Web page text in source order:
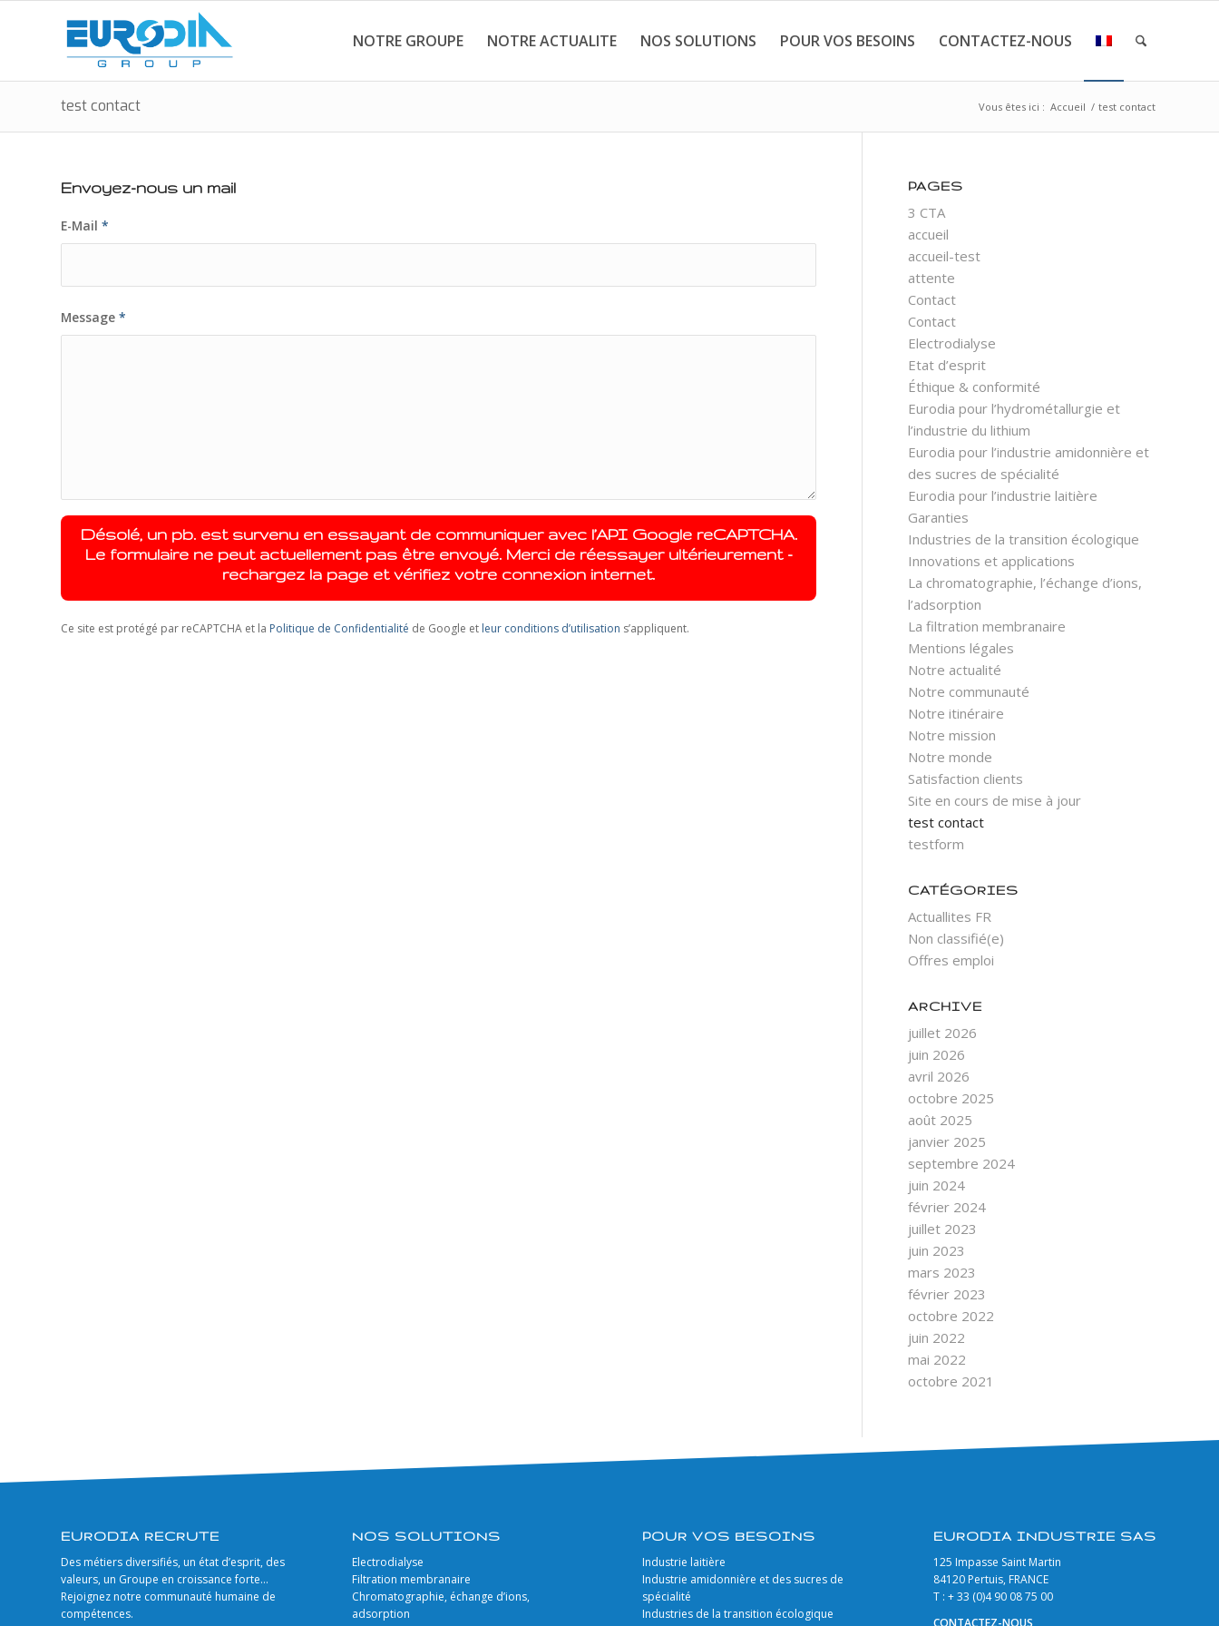
NOTRE GROUPE NOTRE ACTUALITE NOS SOLUTIONS POUR VOS BESOINS CONTACTEZ-NOUS
test contact Vous êtes ici : Accueil / test contact
Envoyez-nous un mail
E-Mail *
Message *
Désolé, un pb. est survenu en essayant de communiquer avec l’API Google reCAPTCHA.
Le formulaire ne peut actuellement pas être envoyé. Merci de réessayer ultérieurement -
rechargez la page et vérifiez votre connexion internet.
Ce site est protégé par reCAPTCHA et la Politique de Confidentialité de Google et leur conditions d’utilisation s’appliquent.
PAGES
3 CTA
accueil
accueil-test
attente
Contact
Contact
Electrodialyse
Etat d’esprit
Éthique & conformité
Eurodia pour l’hydrométallurgie et
l’industrie du lithium
Eurodia pour l’industrie amidonnière et
des sucres de spécialité
Eurodia pour l’industrie laitière
Garanties
Industries de la transition écologique
Innovations et applications
La chromatographie, l’échange d’ions,
l’adsorption
La filtration membranaire
Mentions légales
Notre actualité
Notre communauté
Notre itinéraire
Notre mission
Notre monde
Satisfaction clients
Site en cours de mise à jour
test contact
testform
CATÉGORIES
Actuallites FR
Non classifié(e)
Offres emploi
ARCHIVE
juillet 2026
juin 2026
avril 2026
octobre 2025
août 2025
janvier 2025
septembre 2024
juin 2024
février 2024
juillet 2023
juin 2023
mars 2023
février 2023
octobre 2022
juin 2022
mai 2022
octobre 2021
EURODIA RECRUTE
Des métiers diversifiés, un état d’esprit, des
valeurs, un Groupe en croissance forte…
Rejoignez notre communauté humaine de
compétences.
NOS SOLUTIONS
Electrodialyse
Filtration membranaire
Chromatographie, échange d’ions,
adsorption
POUR VOS BESOINS
Industrie laitière
Industrie amidonnière et des sucres de
spécialité
Industries de la transition écologique
EURODIA INDUSTRIE SAS
125 Impasse Saint Martin
84120 Pertuis, FRANCE
T : + 33 (0)4 90 08 75 00